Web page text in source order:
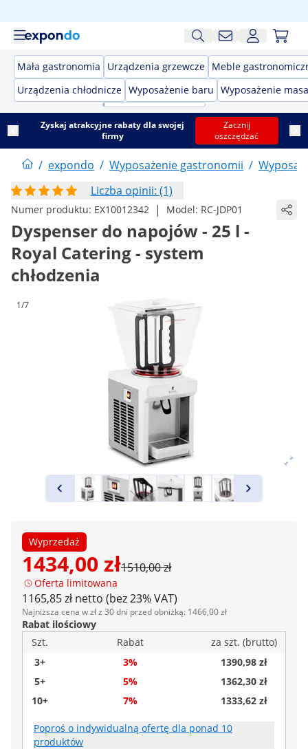
Mała gastronomia Urządzenia grzewcze Meble
Urządzenia chłodnicze Wyposażenie baru Wyposażenie
Zyskaj atrakcyjne rabaty dla swojej
firmy
Zacznij
oszczędzać
/ expondo / Wyposażenie gastronomii /
Liczba opinii: (1)
Numer produktu: EX10012342 | Model: RC-JDP01
Dyspenser do napojów - 25 l -
Royal Catering - system
chłodzenia
1/7
Wyprzedaż
1434,00 zł1510,00 zł
Oferta limitowana
1165,85 zł netto (bez 23% VAT)
Najniższa cena w zł z 30 dni przed obniżką: 1466,00 zł
Rabat ilościowy
Szt.
Rabat
za szt. (brutto)
3+
3%
1390,98 zł
5+
5%
1362,30 zł
10+
7% 1333,62 zł
Poproś o indywidualną ofertę dla ponad 10
produktów